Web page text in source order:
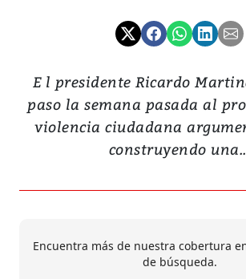
E l presidente Ricardo
paso la semana pasada al
violencia ciudadana
construyendo
Encuentra más de nuestra cobertura
de búsqueda.